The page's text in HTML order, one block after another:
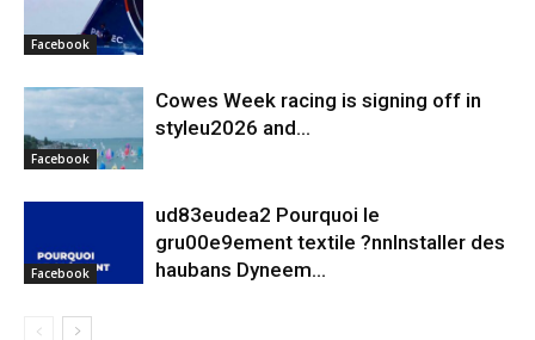
Facebook
Facebook
Cowes Week racing is signing off in
styleu2026 and...
Facebook
ud83eudea2 Pourquoi le
gru00e9ement textile ?nnInstaller des
haubans Dyneem…